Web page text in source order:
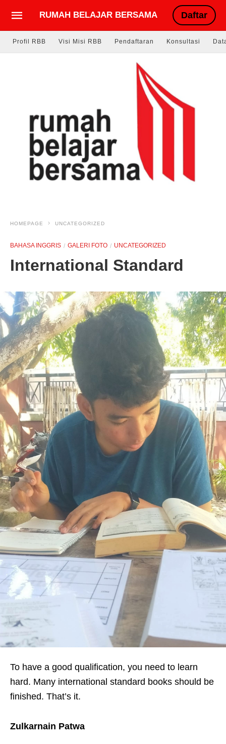
RUMAH BELAJAR BERSAMA Daftar
Profil RBB Visi Misi RBB Pendaftaran Konsultasi
HOMEPAGE UNCATEGORIZED
BAHASA INGGRIS GALERI FOTO UNCATEGORIZED
International Standard
To have a good qualification, you need to learn
hard. Many international standard books should be
finished. That’s it.
Zulkarnain Patwa